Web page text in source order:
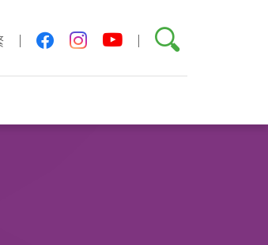
facebookinstagram
youtube
搜索